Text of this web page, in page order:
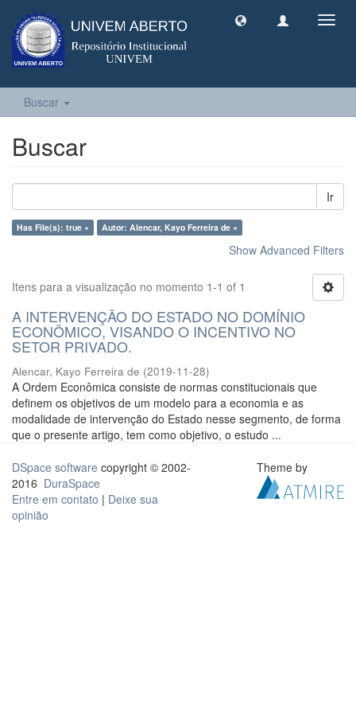
Buscar
Buscar
Ir
Has File(s): true × Autor: Alencar, Kayo Ferreira de ×
Show Advanced Filters
Itens para a visualização no momento 1-1 of 1
A INTERVENÇÃO DO ESTADO NO DOMÍNIO
ECONÔMICO, VISANDO O INCENTIVO NO
SETOR PRIVADO.
Alencar, Kayo Ferreira de (2019-11-28)
A Ordem Econômica consiste de normas constitucionais que
definem os objetivos de um modelo para a economia e as
modalidade de intervenção do Estado nesse segmento, de forma
que o presente artigo, tem como objetivo, o estudo ...
DSpace software copyright © 2002-
2016 DuraSpace
Entre em contato | Deixe sua
opinião
Theme by